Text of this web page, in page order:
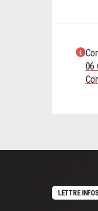
06
LETTRE INFOS